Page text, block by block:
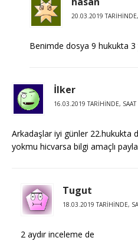
20.03.2019
Benimde dosya 9 hukukta 3
İlker
16.03.2019 TARIHINDE,
Arkadaşlar iyi günler 22.hukukta
yokmu hicvarsa bilgi amaçlı
Tugut
18.03.2019 TARIHINDE,
2 aydır inceleme de